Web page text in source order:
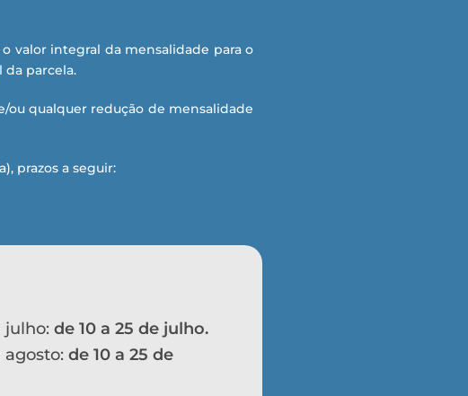
valor integral da mensalidade para o
da parcela.
qualquer redução de mensalidade
prazos a seguir:
julho: de 10 a 25 de julho.
de 10 a 25 de